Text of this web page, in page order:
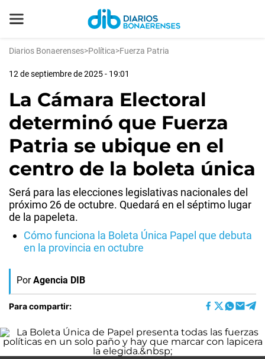
Diarios Bonaerenses>Política>Fuerza Patria
12 de septiembre de 2025 - 19:01
La Cámara Electoral
determinó que Fuerza
Patria se ubique en el
centro de la boleta única
Será para las elecciones legislativas nacionales del
próximo 26 de octubre. Quedará en el séptimo lugar
de la papeleta.
Cómo funciona la Boleta Única Papel que debuta
en la provincia en octubre
Por Agencia DIB
Para compartir: